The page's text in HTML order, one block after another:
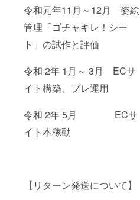
令和元年11月～12月 姿絵
管理「ゴチャキレ！シー
ト」の試作と評価
令和 2年 1月～ 3月 ECサ
イト構築、プレ運用
令和 2年 5月 ECサ
イト本稼動
【リターン発送について】